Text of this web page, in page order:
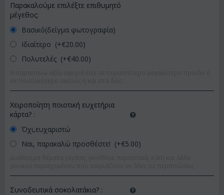
Παρακαλούμε επιλέξτε επιθυμητό
μέγεθος:
Βασικό(δείγμα φωτογραφία)
Ιδιαίτερο (+€20.00)
Πολυτελές (+€40.00)
Χειροποίητη ποιοτική ευχετήρια
κάρτα? :
Όχι,ευχαριστώ
Ναι, παρακαλώ προσθέστε! (+€5.00)
Συνοδευτικά σοκολατάκια? :